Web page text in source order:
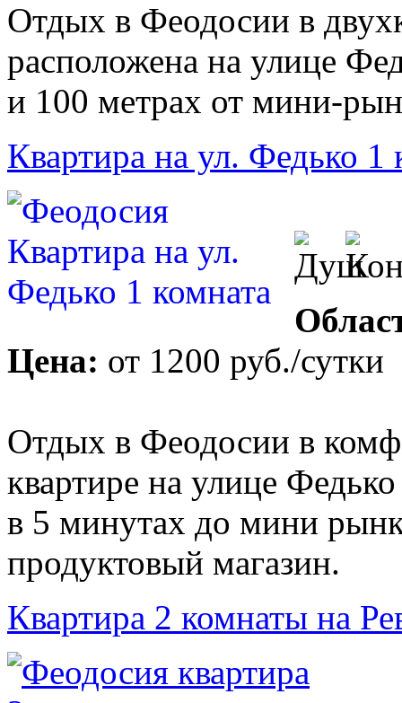
Отдых в Феодосии в
расположена на улице
и 100 метрах от мини-
Квартира на ул. Федько 1
Цена: от 1200 руб./сутки
Отдых в Феодосии в
квартире на улице
в 5 минутах до мини
продуктовый магазин.
Квартира 2 комнаты на